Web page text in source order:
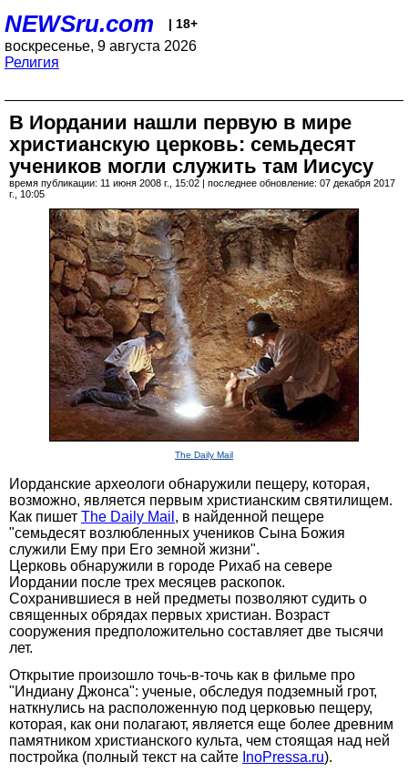
NEWSru.com | 18+
воскресенье, 9 августа 2026
Религия
В Иордании нашли первую в мире
христианскую церковь: семьдесят
учеников могли служить там Иисусу
время публикации: 11 июня 2008 г., 15:02 | последнее обновление: 07 декабря 2017
г., 10:05
The Daily Mail
Иорданские археологи обнаружили пещеру, которая,
возможно, является первым христианским святилищем.
Как пишет The Daily Mail , в найденной пещере
"семьдесят возлюбленных учеников Сына Божия
служили Ему при Его земной жизни".
Церковь обнаружили в городе Рихаб на севере
Иордании после трех месяцев раскопок.
Сохранившиеся в ней предметы позволяют судить о
священных обрядах первых христиан. Возраст
сооружения предположительно составляет две тысячи
лет.
Открытие произошло точь-в-точь как в фильме про
"Индиану Джонса": ученые, обследуя подземный грот,
наткнулись на расположенную под церковью пещеру,
которая, как они полагают, является еще более древним
памятником христианского культа, чем стоящая над ней
постройка (полный текст на сайте InoPressa.ru).